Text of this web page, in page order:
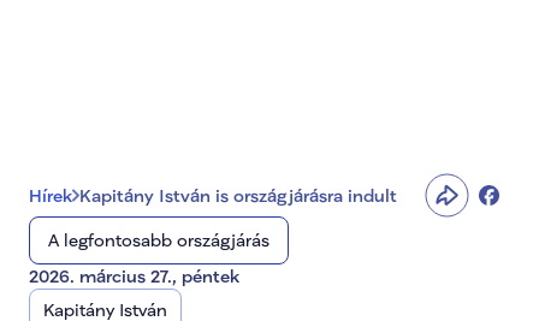
Hírek Kapitány István is országjárásra indult
A legfontosabb országjárás
2026. március 27., péntek
Kapitány István